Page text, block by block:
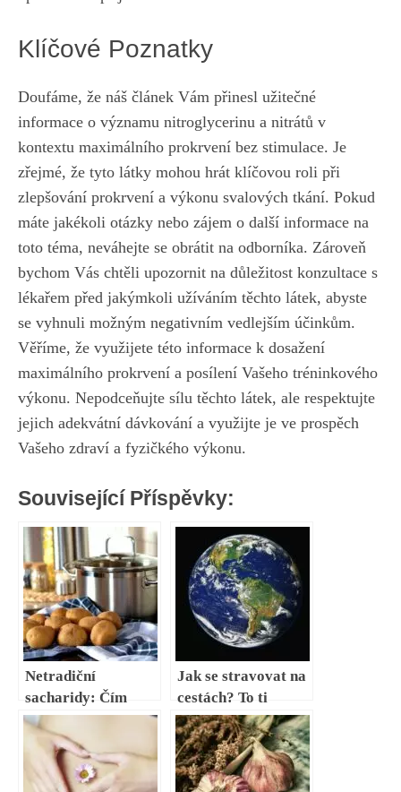
Klíčové Poznatky
Doufáme, že náš článek ⁢Vám přinesl užitečné
informace ⁤o významu nitroglycerinu a nitrátů v‌
kontextu ​maximálního prokrvení bez stimulace. Je
zřejmé, že tyto látky mohou hrát klíčovou roli při⁣
zlepšování prokrvení‌ a ⁤výkonu svalových tkání.⁢ Pokud ​
máte ​jakékoli otázky nebo zájem o ​další informace na
toto ​téma, neváhejte se obrátit na odborníka. ‍Zároveň
bychom‌ Vás chtěli upozornit⁢ na důležitost konzultace s
lékařem ​před jakýmkoli užíváním těchto látek, abyste
se ⁣vyhnuli možným negativním vedlejším⁢ účinkům.
Věříme, že využijete této informace k dosažení
maximálního prokrvení a posílení Vašeho tréninkového
výkonu. Nepodceňujte sílu těchto látek, ale respektujte
jejich adekvátní⁣ dávkování a využijte je ve‍ prospěch
Vašeho zdraví a fyzičkého výkonu. ⁣
Související Příspěvky:
Netradiční
sacharidy: Čím
obohatit jídelníček?
Máme pro tebe 6
tipů
Jak se stravovat na
cestách? To ti
poradí Nicola
Váchová